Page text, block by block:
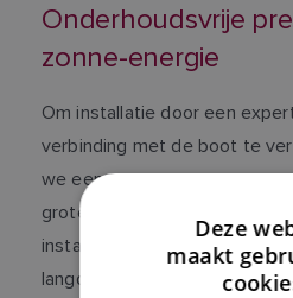
Onderhoudsvrije
zonne-energie
Om installatie door een
verbinding met de boot te
we een ontwerp met
grote zonnecel, grote
installeren klemmen. Voor
langdurige werking zijn alle
Deze
maakt